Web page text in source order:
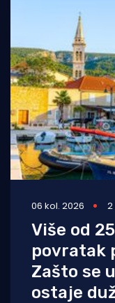
06 kol. 2026 2
Više od
povratak
Zašto se
ostaje